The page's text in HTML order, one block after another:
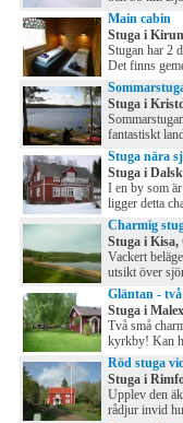
Main cabin
Stuga i
Stugan har 2
Det finns
Stuga i
fantastiskt
Stuga nära
Stuga i
I en by som
ligger detta
Charmig
Stuga i Kisa,
Vackert
utsikt över
Gläntan -
Stuga i
Två små
kyrkby! Kan
Röd stuga
Stuga i
Upplev den
rådjur invid